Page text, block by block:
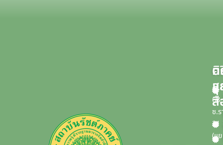
บ
แ
สื่
ส
68
ซ.
21
(แ